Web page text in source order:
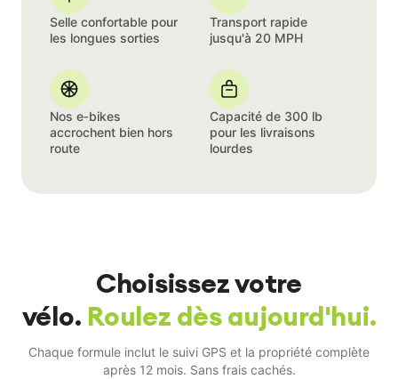
Selle confortable pour
les longues sorties
Transport rapide
jusqu'à 20 MPH
Nos e‑bikes
accrochent bien hors
route
Capacité de 300 lb
pour les livraisons
lourdes
Choisissez votre
vélo. Roulez dès aujourd'hui.
Chaque formule inclut le suivi GPS et la propriété complète
après 12 mois. Sans frais cachés.